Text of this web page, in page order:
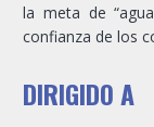
la meta de
confianza de los
DIRIGIDO A